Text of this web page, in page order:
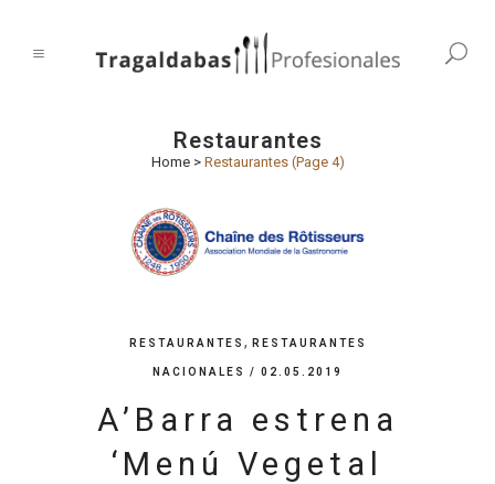
Restaurantes
Home> Restaurantes(Page 4)
RESTAURANTES , RESTAURANTES
NACIONALES / 02.05.2019
A’Barra estrena
‘Menú Vegetal